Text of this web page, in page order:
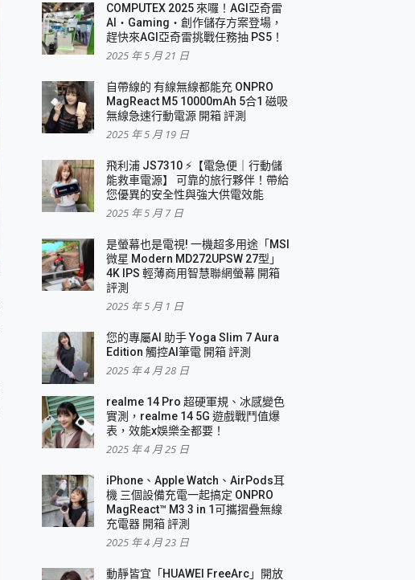
COMPUTEX 2025 來囉！AGI亞奇雷
AI・Gaming・創作儲存方案登場，
趕快來AGI亞奇雷挑戰任務抽 PS5！
2025 年 5 月 21 日
自帶線的 有線無線都能充 ONPRO
MagReact M5 10000mAh 5合1 磁吸
無線急速行動電源 開箱 評測
2025 年 5 月 19 日
飛利浦 JS7310 ⚡【電急便｜行動儲
能救車電源】 可靠的旅行夥伴！帶給
您優異的安全性與強大供電效能
2025 年 5 月 7 日
是螢幕也是電視! 一機超多用途「MSI
微星 Modern MD272UPSW 27型」
4K IPS 輕薄商用智慧聯網螢幕 開箱
評測
2025 年 5 月 1 日
您的專屬AI 助手 Yoga Slim 7 Aura
Edition 觸控AI筆電 開箱 評測
2025 年 4 月 28 日
realme 14 Pro 超硬軍規、冰感變色
實測，realme 14 5G 遊戲戰鬥值爆
表，效能x娛樂全都要！
2025 年 4 月 25 日
iPhone、Apple Watch、AirPods耳
機 三個設備充電一起搞定 ONPRO
MagReact™ M3 3 in 1可攜摺疊無線
充電器 開箱 評測
2025 年 4 月 23 日
動靜皆宜「HUAWEI FreeArc」開放